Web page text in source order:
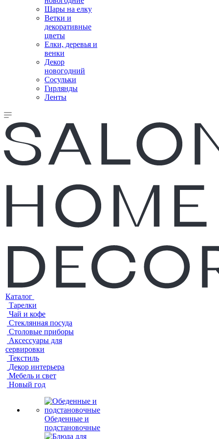
Шары на елку
Ветки и
декоративные
цветы
Елки, деревья и
венки
Декор
новогодний
Сосульки
Гирлянды
Ленты
Каталог
Тарелки
Чай и кофе
Стеклянная посуда
Столовые приборы
Аксессуары для
сервировки
Текстиль
Декор интерьера
Мебель и свет
Новый год
Обеденные и
подстановочные